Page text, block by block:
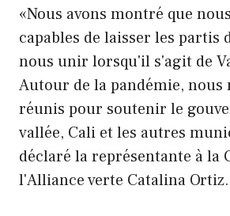
«Nous avons montré que
capables de laisser les partis
nous unir lorsqu'il s'agit de
Autour de la pandémie, nous
réunis pour soutenir le
vallée, Cali et les autres
déclaré la représentante à la
l'Alliance verte Catalina Ortiz.